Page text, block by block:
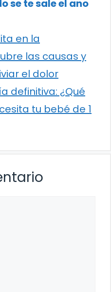
se te sale el ano
en la
las causas y
el dolor
definitiva: ¿Qué
tu bebé de 1